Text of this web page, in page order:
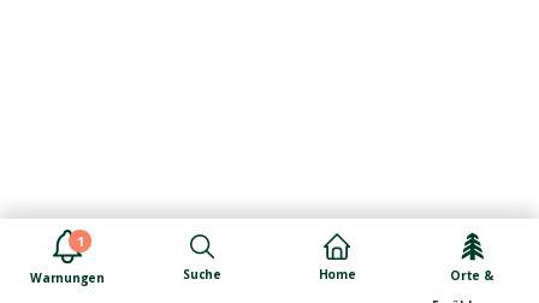
1
Warnungen Suche Home
Orte &